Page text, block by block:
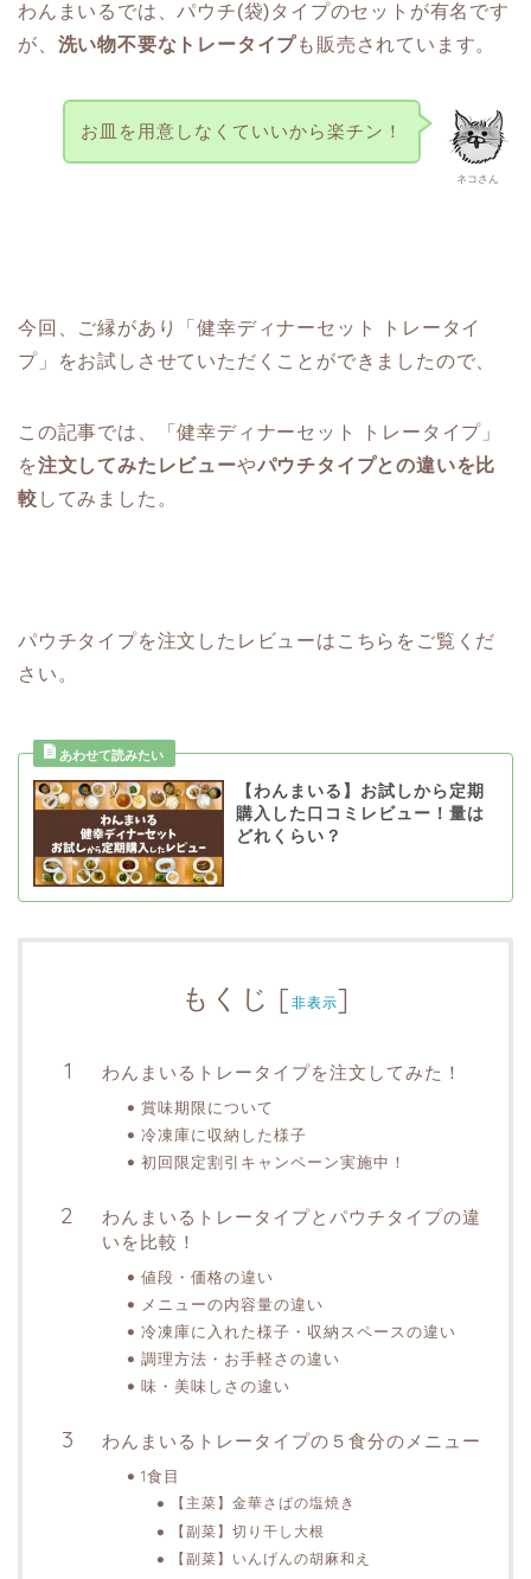
わんまいるでは、パウチ(袋)タイプのセットが有名です
が、 洗い物不要なトレータイプも販売されています。
ネコさん
お皿を用意しなくていいから楽チン！
今回、ご縁があり「健幸ディナーセット トレータイ
プ」をお試しさせていただくことができましたので、
この記事では、「健幸ディナーセット トレータイプ」
を注文してみたレビューやパウチタイプとの違いを比
較 してみました。
パウチタイプを注文したレビューはこちらをご覧くだ
さい。
【わんまいる】お試しから定期
購入した口コミレビュー！量は
どれくらい？
もくじ [非表示]
わんまいるトレータイプを注文してみた！
賞味期限について
冷凍庫に収納した様子
初回限定割引キャンペーン実施中！
わんまいるトレータイプとパウチタイプの違
いを比較！
値段・価格の違い
メニューの内容量の違い
冷凍庫に入れた様子・収納スペースの違い
調理方法・お手軽さの違い
味・美味しさの違い
わんまいるトレータイプの５食分のメニュー
1食目
【主菜】金華さばの塩焼き
【副菜】切り干し大根
【副菜】いんげんの胡麻和え